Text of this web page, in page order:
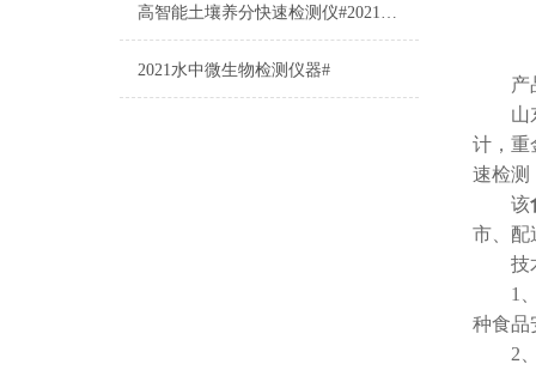
高智能土壤养分快速检测仪#2021【土壤养分检测专用仪器仪表】
2021水中微生物检测仪器#
产品
山东
计，重
速检测
该
市、配
技
1、
种食品
2、